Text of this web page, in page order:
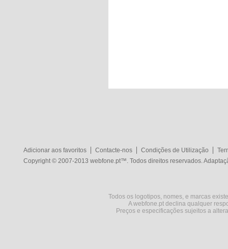
Adicionar aos favoritos Contacte-nos Condições de Utilização
Copyright © 2007-2013 webfone.pt™. Todos direitos reservados.
Todos os logotipos, nomes, e marcas
A webfone.pt declina qualquer
Preços e especificações sujeitos a